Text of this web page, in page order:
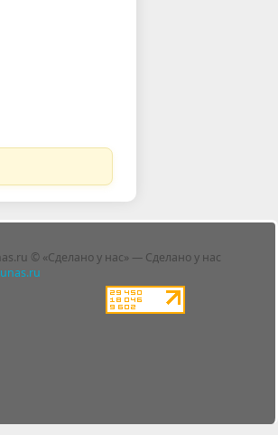
© «Сделано у нас» — Сделано у нас